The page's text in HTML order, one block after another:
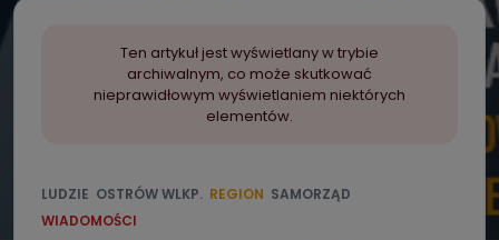
Ten artykuł jest wyświetlany w trybie
archiwalnym, co może skutkować
nieprawidłowym wyświetlaniem niektórych
elementów.
LUDZIE OSTRÓW WLKP. REGION SAMORZĄD
WIADOMOŚCI